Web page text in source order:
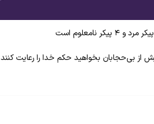
از بی‌حجابان بخواهید حکم خدا را رعایت کنند